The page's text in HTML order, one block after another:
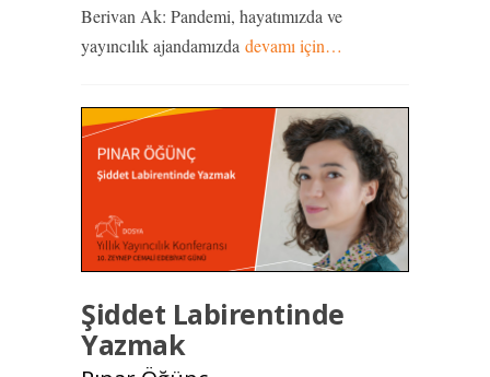
Berivan Ak: Pandemi, hayatımızda ve
yayıncılık ajandamızda devamı için…
Şiddet Labirentinde
Yazmak